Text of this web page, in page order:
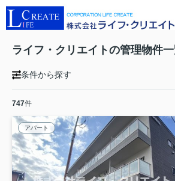
ライフ・クリエイトの管理物件
条件から探す
747件
アパート